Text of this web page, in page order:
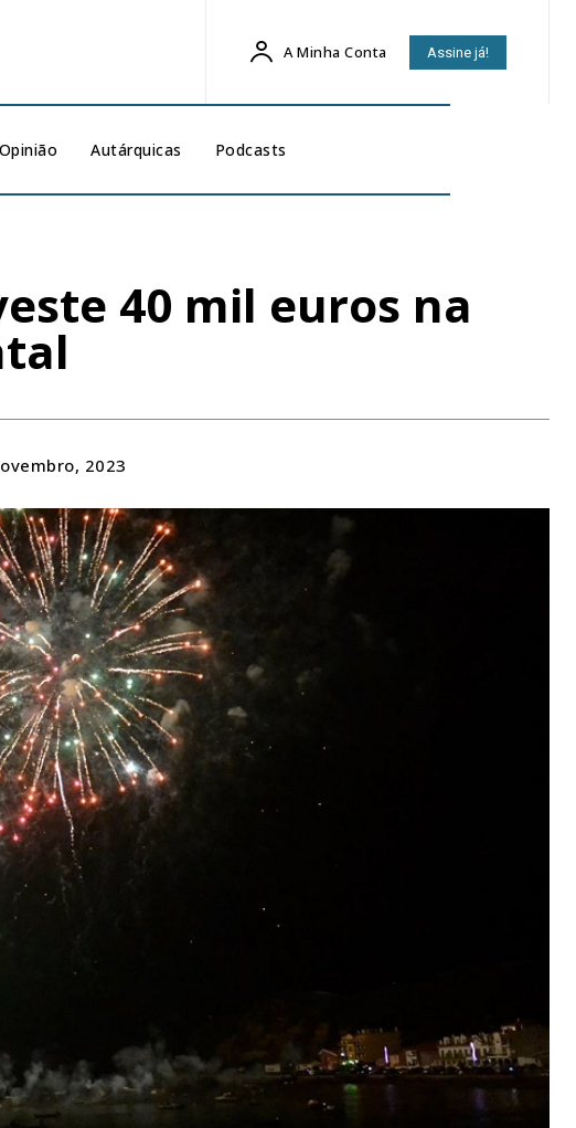
A Minha Conta Assine já!
Opinião Autárquicas Podcasts
40 mil euros na
2023